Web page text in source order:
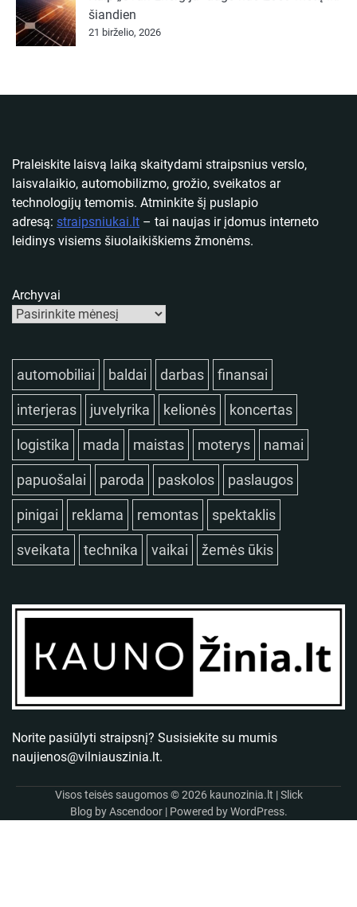
šiandien
21 birželio, 2026
Praleiskite laisvą laiką skaitydami straipsnius verslo,
laisvalaikio, automobilizmo, grožio, sveikatos ar
technologijų temomis. Atminkite šį puslapio
adresą: straipsniukai.lt – tai naujas ir įdomus interneto
leidinys visiems šiuolaikiškiems žmonėms.
Archyvai
automobiliai baldai darbas finansai
interjeras juvelyrika kelionės koncertas
logistika mada maistas moterys namai
papuošalai paroda paskolos paslaugos
pinigai reklama remontas spektaklis
sveikata technika vaikai žemės ūkis
Norite pasiūlyti straipsnį? Susisiekite su mumis
naujienos@vilniauszinia.lt.
Visos teisės saugomos © 2026 kaunozinia.lt | Slick
Blog byAscendoor| Powered byWordPress.